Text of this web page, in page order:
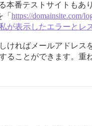
番テストサイトもあ
https://
表示したエラーとレ
ればメールアドレ
ことができます。重